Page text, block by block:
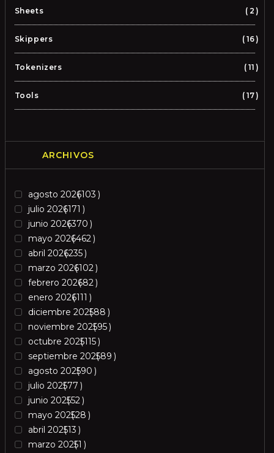
Sheets 2
Skippers 16
Tokenizers 11
Tools 17
ARCHIVOS
agosto 2026103
julio 2026171
junio 2026370
mayo 2026462
abril 2026235
marzo 2026102
febrero 202682
enero 2026111
diciembre 202588
noviembre 202595
octubre 2025115
septiembre 202589
agosto 202590
julio 202577
junio 202552
mayo 202528
abril 202513
marzo 20251